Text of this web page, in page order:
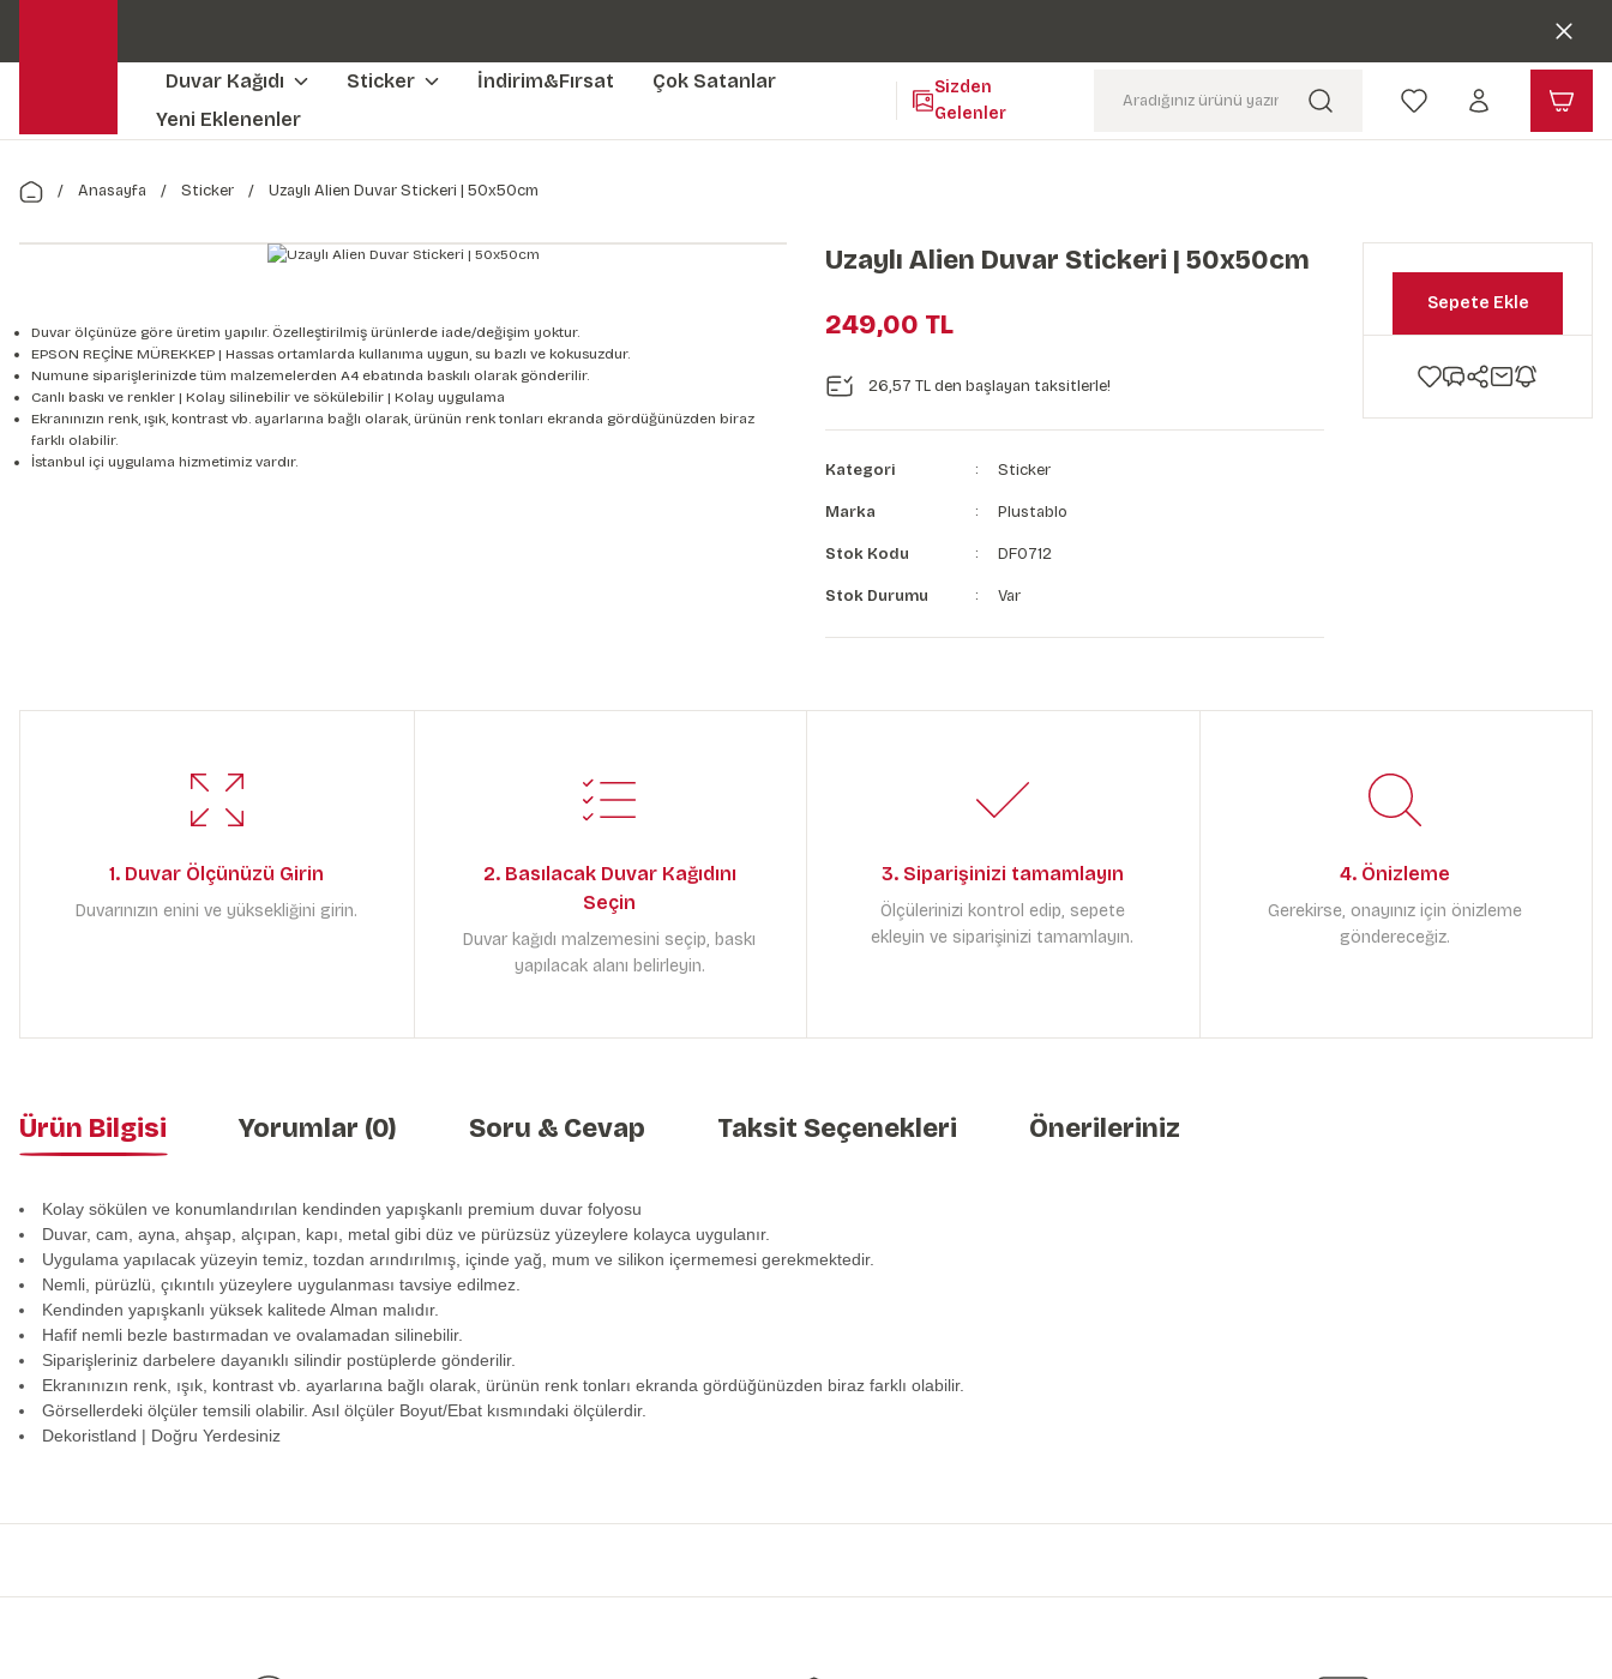
Kendinden Yapışkanlı Kolay Uygulanan Duvar Kağıtları😇
Duvar Kağıdı Sticker İndirim&Fırsat
Çok Satanlar
Yeni Eklenenler
Sizden
Gelenler
Anasayfa Sticker Uzaylı Alien Duvar Stickeri | 50x50cm
Duvar ölçünüze göre üretim yapılır. Özelleştirilmiş ürünlerde iade/değişim yoktur.
EPSON REÇİNE MÜREKKEP | Hassas ortamlarda kullanıma uygun, su bazlı ve kokusuzdur.
Numune siparişlerinizde tüm malzemelerden A4 ebatında baskılı olarak gönderilir.
Canlı baskı ve renkler | Kolay silinebilir ve sökülebilir | Kolay uygulama
Ekranınızın renk, ışık, kontrast vb. ayarlarına bağlı olarak, ürünün renk tonları ekranda gördüğünüzden biraz
farklı olabilir.
İstanbul içi uygulama hizmetimiz vardır.
Uzaylı Alien Duvar Stickeri | 50x50cm
249,00 TL
26,57 TL den başlayan taksitlerle!
Kategori Sticker
Marka Plustablo
Stok Kodu DF0712
Stok Durumu Var
Sepete Ekle
1. Duvar Ölçünüzü Girin
Duvarınızın enini ve yüksekliğini girin.
2. Basılacak Duvar Kağıdını
Seçin
Duvar kağıdı malzemesini seçip, baskı
yapılacak alanı belirleyin.
3. Siparişinizi tamamlayın
Ölçülerinizi kontrol edip, sepete
ekleyin ve siparişinizi tamamlayın.
4. Önizleme
Gerekirse, onayınız için önizleme
göndereceğiz.
Ürün Bilgisi Yorumlar (0) Soru & Cevap Taksit Seçenekleri Önerileriniz
Kolay sökülen ve konumlandırılan kendinden yapışkanlı premium duvar folyosu
Duvar, cam, ayna, ahşap, alçıpan, kapı, metal gibi düz ve pürüzsüz yüzeylere kolayca uygulanır.
Uygulama yapılacak yüzeyin temiz, tozdan arındırılmış, içinde yağ, mum ve silikon içermemesi gerekmektedir.
Nemli, pürüzlü, çıkıntılı yüzeylere uygulanması tavsiye edilmez.
Kendinden yapışkanlı yüksek kalitede Alman malıdır.
Hafif nemli bezle bastırmadan ve ovalamadan silinebilir.
Siparişleriniz darbelere dayanıklı silindir postüplerde gönderilir.
Ekranınızın renk, ışık, kontrast vb. ayarlarına bağlı olarak, ürünün renk tonları ekranda gördüğünüzden biraz farklı olabilir.
Görsellerdeki ölçüler temsili olabilir. Asıl ölçüler Boyut/Ebat kısmındaki ölçülerdir.
Dekoristland | Doğru Yerdesiniz